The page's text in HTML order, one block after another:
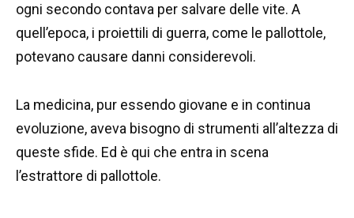
ogni secondo contava per salvare delle vite. A
quell’epoca, i proiettili di guerra, come le pallottole,
potevano causare danni considerevoli.
La medicina, pur essendo giovane e in continua
evoluzione, aveva bisogno di strumenti all’altezza di
queste sfide. Ed è qui che entra in scena
l’estrattore di pallottole.